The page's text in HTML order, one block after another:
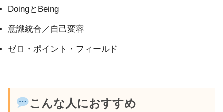
DoingとBeing
意識統合／自己変容
ゼロ・ポイント・フィールド
こんな人におすすめ